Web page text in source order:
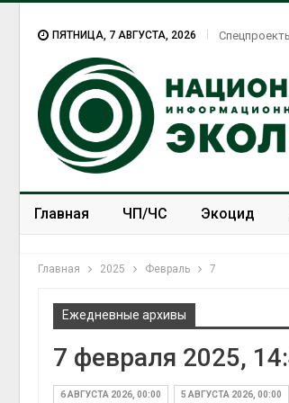
ПЯТНИЦА, 7 АВГУСТА, 2026
Главная ЧП/ЧС Экоцид
Главная 2025 Февраль 7
Ежедневные архивы
7 февраля 2025,
6 АВГУСТА 2026, 00:00 5 АВГУСТА 2026, 00:00